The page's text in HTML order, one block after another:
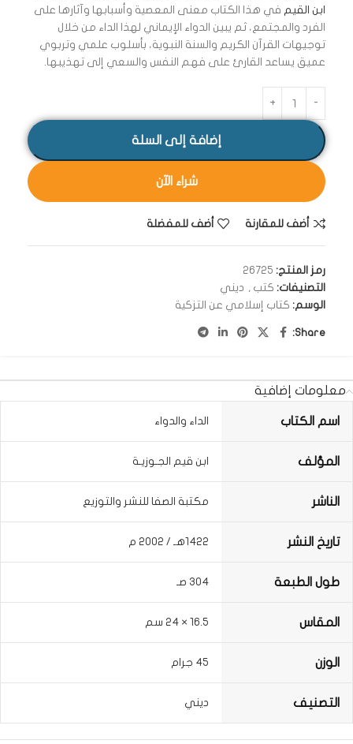
ابن القيم في هذا الكتاب معنى المعصية وأسبابها وآثارها على
الفرد والمجتمع، ثم يبين الدواء الإيماني لهذا الداء من خلال
توجيهات القرآن الكريم والسنة النبوية، بأسلوب علمي وتربوي
عميق يساعد القارئ على فهم النفس والسعي إلى تهذيبها.
إضافة إلى السلة
شراء الآن
أضف للمقارنة أضف للمفضلة
رمز المنتج: 26725
التصنيفات: كتب , ديني
الوسم: كتاب إسلامي عن التزكية
Share:
معلومات إضافية
اسم الكتاب الداء والدواء
المؤلف ابن قيم الجـوزيـة
الناشر مكتبة الصفا للنشر والتوزيع
تاريخ النشر 1422هـ / 2002 م
طول الطبعة 304 صـ
المقاس 16.5 × 24 سم
الوزن 45 جرام
التصنيف ديني